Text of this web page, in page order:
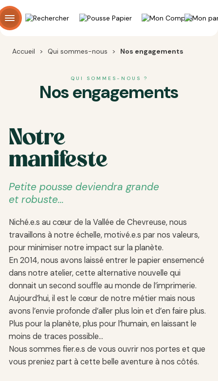
Panneau de gestion des cookies
Accueil > Qui sommes-nous > Nos engagements
QUI SOMMES-NOUS ?
Nos engagements
Notre
manifeste
Petite pousse deviendra grande
et robuste...
Niché.e.s au cœur de la Vallée de Chevreuse, nous
travaillons à notre échelle, motivé.e.s par nos valeurs,
pour minimiser notre impact sur la planète.
En 2014, nous avons laissé entrer le papier ensemencé
dans notre atelier, cette alternative nouvelle qui
donnait un second souffle au monde de l’imprimerie.
Aujourd’hui, il est le cœur de notre métier mais nous
avons l’envie profonde d’aller plus loin et d’en faire plus.
Plus pour la planète, plus pour l’humain, en laissant le
moins de traces possible…
Nous sommes fier.e.s de vous ouvrir nos portes et que
vous preniez part à cette belle aventure à nos côtés.